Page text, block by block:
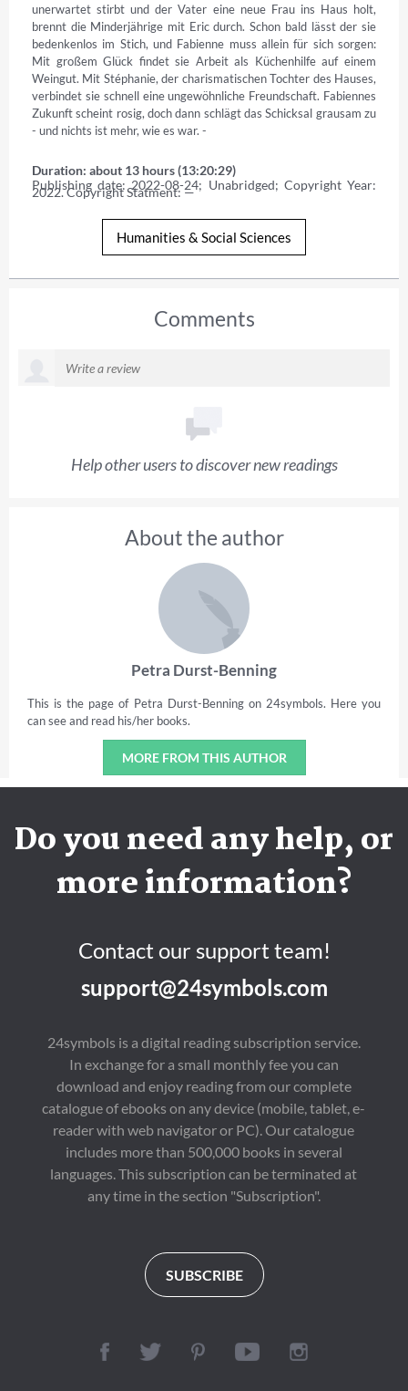
unerwartet stirbt und der Vater eine neue Frau ins Haus holt,
brennt die Minderjährige mit Eric durch. Schon bald lässt der sie
bedenkenlos im Stich, und Fabienne muss allein für sich sorgen:
Mit großem Glück findet sie Arbeit als Küchenhilfe auf einem
Weingut. Mit Stéphanie, der charismatischen Tochter des Hauses,
verbindet sie schnell eine ungewöhnliche Freundschaft. Fabiennes
Zukunft scheint rosig, doch dann schlägt das Schicksal grausam zu
- und nichts ist mehr, wie es war. -
Duration: about 13 hours (13:20:29)
Publishing date: 2022-08-24; Unabridged; Copyright Year:
2022. Copyright Statment: —
Humanities & Social Sciences
Comments
Help other users to discover new readings
About the author
Petra Durst-Benning
This is the page of Petra Durst-Benning on 24symbols. Here you
can see and read his/her books.
MORE FROM THIS AUTHOR
Do you need any help, or
more information?
Contact our support team!
support@24symbols.com
24symbols is a digital reading subscription service.
In exchange for a small monthly fee you can
download and enjoy reading from our complete
catalogue of ebooks on any device (mobile, tablet, e-
reader with web navigator or PC). Our catalogue
includes more than 500,000 books in several
languages. This subscription can be terminated at
any time in the section "Subscription".
SUBSCRIBE